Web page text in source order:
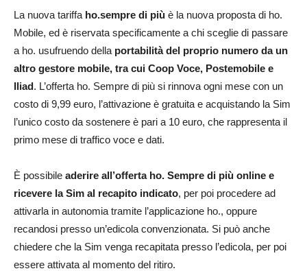
La nuova tariffa ho.sempre di più è la nuova proposta di ho.
Mobile, ed è riservata specificamente a chi sceglie di passare
a ho. usufruendo della portabilità del proprio numero da un
altro gestore mobile, tra cui Coop Voce, Postemobile e
Iliad. L’offerta ho. Sempre di più si rinnova ogni mese con un
costo di 9,99 euro, l’attivazione è gratuita e acquistando la Sim
l’unico costo da sostenere è pari a 10 euro, che rappresenta il
primo mese di traffico voce e dati.
È possibile aderire all’offerta ho. Sempre di più online e
ricevere la Sim al recapito indicato, per poi procedere ad
attivarla in autonomia tramite l’applicazione ho., oppure
recandosi presso un’edicola convenzionata. Si può anche
chiedere che la Sim venga recapitata presso l’edicola, per poi
essere attivata al momento del ritiro.